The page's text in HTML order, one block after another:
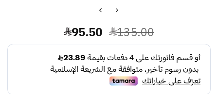
135.00 السعر
الأصلي
هو:
135.00.
95.50 السعر
الحالي
هو:
95.50.